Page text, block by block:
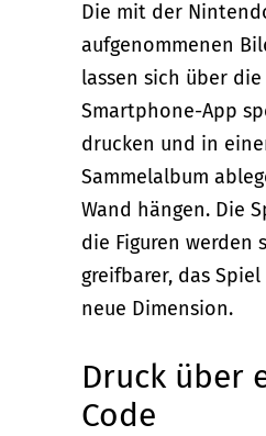
Die mit der
aufgenommenen
lassen sich über
Smartphone-App
drucken und in
Sammelalbum
Wand hängen. Die
die Figuren werden
greifbarer, das
neue Dimension.
Druck über
Code